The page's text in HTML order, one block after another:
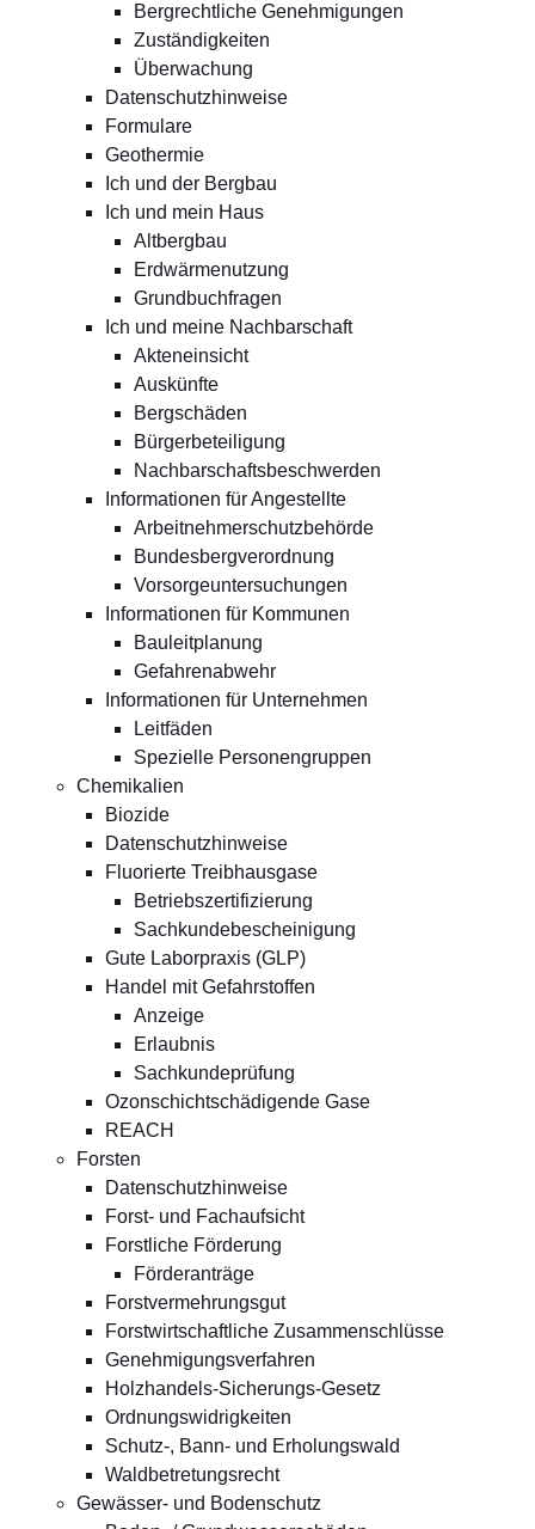
Bergrechtliche Genehmigungen
Zuständigkeiten
Überwachung
Datenschutzhinweise
Formulare
Geothermie
Ich und der Bergbau
Ich und mein Haus
Altbergbau
Erdwärmenutzung
Grundbuchfragen
Ich und meine Nachbarschaft
Akteneinsicht
Auskünfte
Bergschäden
Bürgerbeteiligung
Nachbarschaftsbeschwerden
Informationen für Angestellte
Arbeitnehmerschutzbehörde
Bundesbergverordnung
Vorsorgeuntersuchungen
Informationen für Kommunen
Bauleitplanung
Gefahrenabwehr
Informationen für Unternehmen
Leitfäden
Spezielle Personengruppen
Chemikalien
Biozide
Datenschutzhinweise
Fluorierte Treibhausgase
Betriebszertifizierung
Sachkundebescheinigung
Gute Laborpraxis (GLP)
Handel mit Gefahrstoffen
Anzeige
Erlaubnis
Sachkundeprüfung
Ozonschichtschädigende Gase
REACH
Forsten
Datenschutzhinweise
Forst- und Fachaufsicht
Forstliche Förderung
Förderanträge
Forstvermehrungsgut
Forstwirtschaftliche Zusammenschlüsse
Genehmigungsverfahren
Holzhandels-Sicherungs-Gesetz
Ordnungswidrigkeiten
Schutz-, Bann- und Erholungswald
Waldbetretungsrecht
Gewässer- und Bodenschutz